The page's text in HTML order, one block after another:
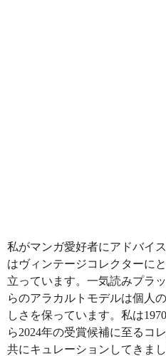
私がマンガ愛好者にアドバイ
はヴィンテージコレクターに
立っています。一気読みプラ
らのアラカルトモデルは個人
しさを保っています。私は
ら2024年の受賞候補に至るコ
共にキュレーションしてきま